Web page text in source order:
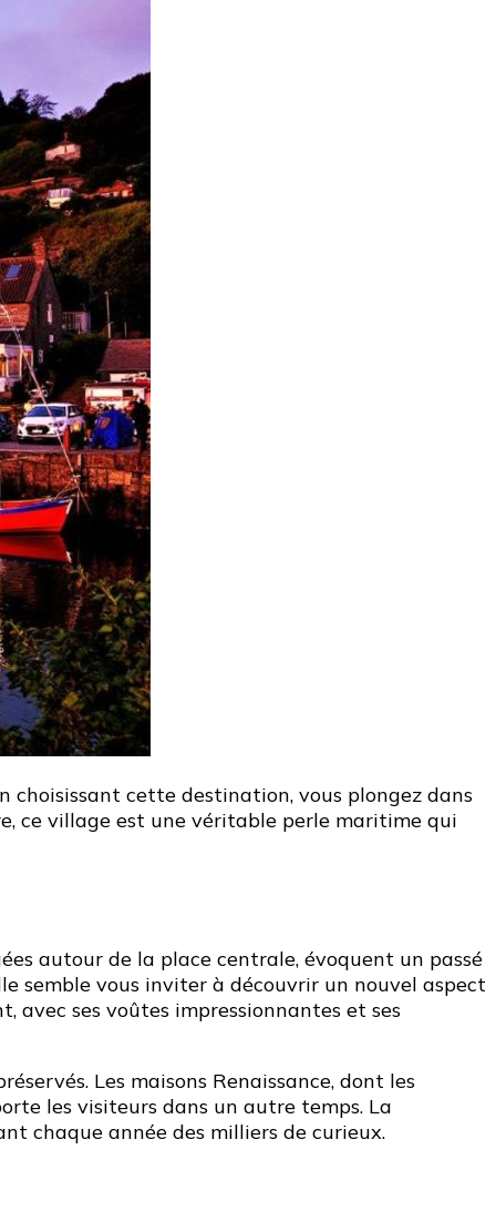
cette destination, vous plongez dans
ce village est une véritable perle maritime qui
autour de la place centrale, évoquent un passé
semble vous inviter à découvrir un nouvel aspect
avec ses voûtes impressionnantes et ses
Les maisons Renaissance, dont les
les visiteurs dans un autre temps. La
chaque année des milliers de curieux.